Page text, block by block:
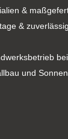
&
&
und